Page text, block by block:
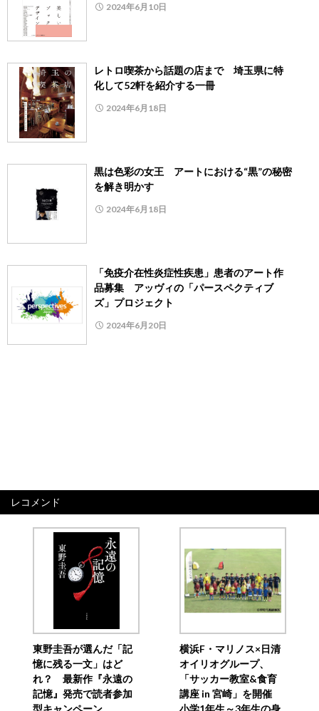
2024年6月10日
レトロ喫茶から話題の店まで 埼玉県に特
化して52軒を紹介する一冊
2024年6月18日
黒は色彩の女王 アートにおける“黒”の秘密
を解き明かす
2024年6月18日
「免疫介在性炎症性疾患」患者のアート作
品募集 アッヴィの「パースペクティブ
ズ」プロジェクト
2024年6月20日
レコメンド
東野圭吾が選んだ「記
憶に残る一文」はど
れ？ 最新作『永遠の
記憶』発売で読者参加
横浜F・マリノス×日清
オイリオグループ、
「サッカー教室&食育
講座 in 宮崎」を開催